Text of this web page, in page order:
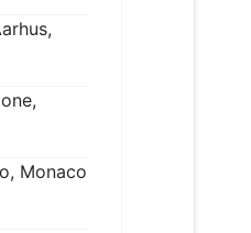
Monaco